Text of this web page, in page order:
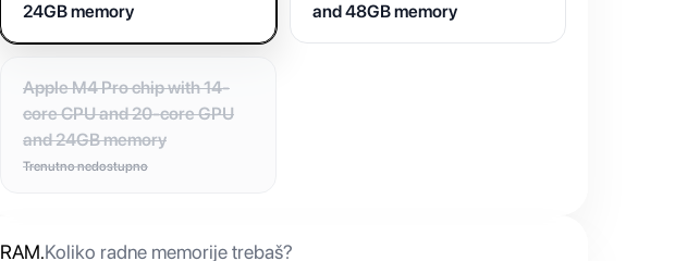
24GB memory
and 48GB memory
Apple M4 Pro chip with 14-
core CPU and 20-core GPU
and 24GB memory
Trenutno nedostupno
RAM.Koliko radne memorije trebaš?